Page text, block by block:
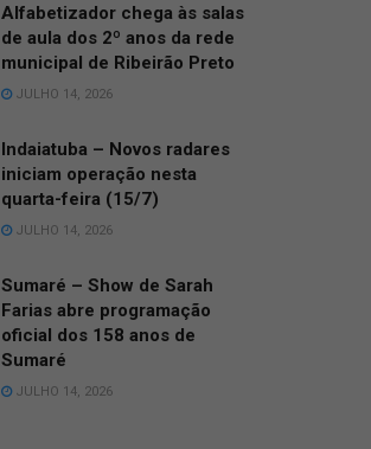
Alfabetizador chega às salas
de aula dos 2º anos da rede
municipal de Ribeirão Preto
JULHO 14, 2026
Indaiatuba – Novos radares
iniciam operação nesta
quarta-feira (15/7)
JULHO 14, 2026
Sumaré – Show de Sarah
Farias abre programação
oficial dos 158 anos de
Sumaré
JULHO 14, 2026